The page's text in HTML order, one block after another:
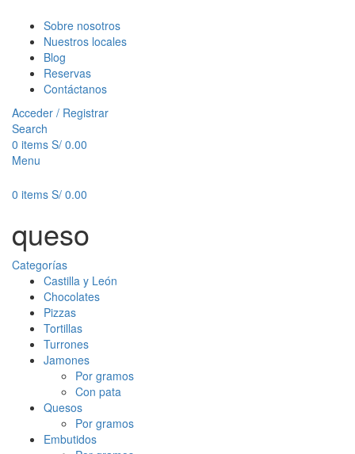
Sobre nosotros
Nuestros locales
Blog
Reservas
Contáctanos
Acceder / Registrar
Search
0 items S/ 0.00
Menu
0 items S/ 0.00
queso
Categorías
Castilla y León
Chocolates
Pizzas
Tortillas
Turrones
Jamones
Por gramos
Con pata
Quesos
Por gramos
Embutidos